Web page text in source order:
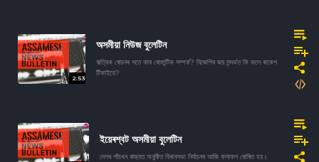
2:53
অসমীয়া নিউজ বুলেটিন
ঋত্বিক ৰোচনৰ সতে কাৰ ৰোমান্টিক সম্পৰ্ক? বিজেপিৰ জয় সন্দৰ্ভত কি কলে ৰাকেশ
টিকাইতে?
ইয়েৰশ্বট অসমীয়া বুলেটিন
দেশৰ পাঁচখন ৰাজ‍্যত অনুষ্ঠিত বিধানসভা নিৰ্বাচনৰ আজি ফলাফল ঘোষিত হয়।